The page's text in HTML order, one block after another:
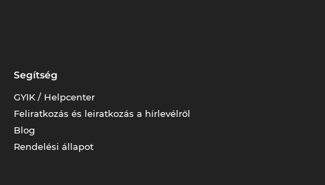
Segítség
GYIK / Helpcenter
Feliratkozás és leiratkozás a hírlevélről
Blog
Rendelési állapot